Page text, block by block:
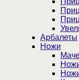
Арбалеты
Ножи